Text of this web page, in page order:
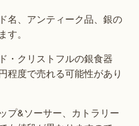
名、アンティーク品、銀の
。
・クリストフルの銀食器
程度で売れる可能性があり
プ&ソーサー、カトラリー